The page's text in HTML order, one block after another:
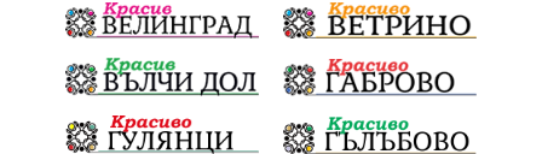
ДетекторНаЛъжата МВР
ОбезпечителниМерки МестнаВласт Котел
СИК Ружица РайнаКнягиня